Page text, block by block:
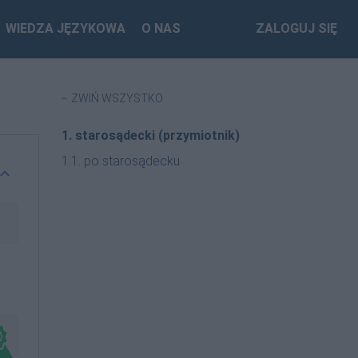
WIEDZA JĘZYKOWA O NAS ZALOGUJ SIĘ
ZWIŃ WSZYSTKO
1. starosądecki (przymiotnik)
1.1. po starosądecku